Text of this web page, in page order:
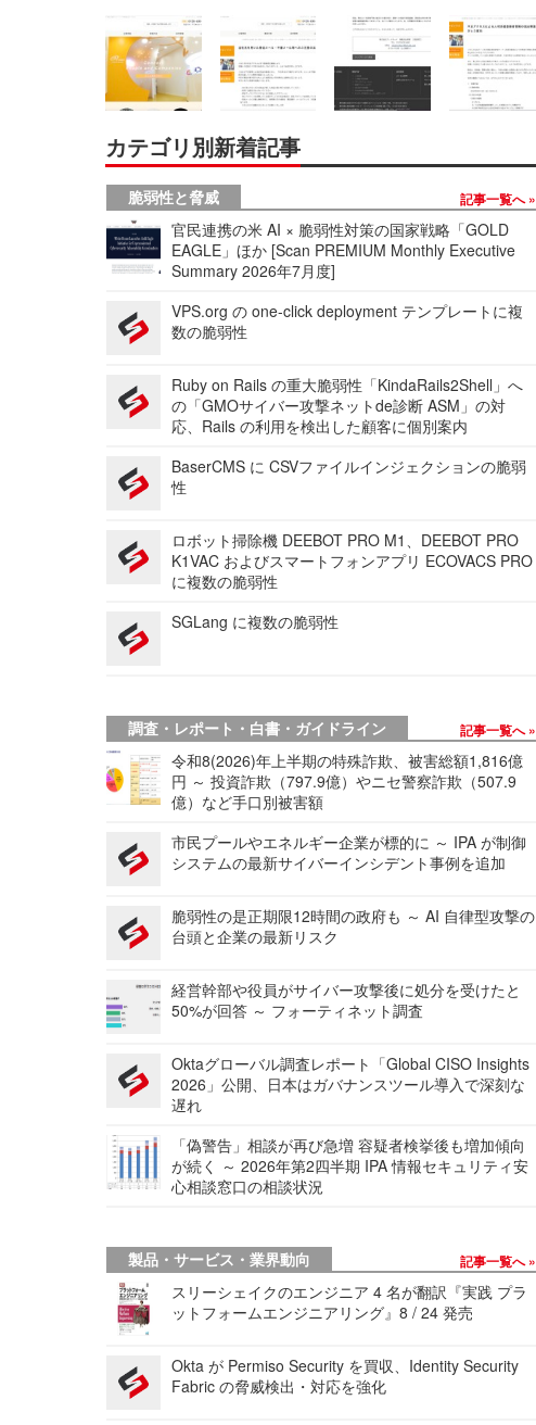
カテゴリ別新着記事
脆弱性と脅威 記事一覧へ
官民連携の米 AI × 脆弱性対策の国家戦略「GOLD
EAGLE」ほか [Scan PREMIUM Monthly Executive
Summary 2026年7月度]
VPS.org の one-click deployment テンプレートに複
数の脆弱性
Ruby on Rails の重大脆弱性「KindaRails2Shell」へ
の「GMOサイバー攻撃ネットde診断 ASM」の対
応、Rails の利用を検出した顧客に個別案内
BaserCMS に CSVファイルインジェクションの脆弱
性
ロボット掃除機 DEEBOT PRO M1、DEEBOT PRO
K1VAC およびスマートフォンアプリ ECOVACS PRO
に複数の脆弱性
SGLang に複数の脆弱性
調査・レポート・白書・ガイドライン 記事一覧へ
令和8(2026)年上半期の特殊詐欺、被害総額1,816億
円 ～ 投資詐欺（797.9億）やニセ警察詐欺（507.9
億）など手口別被害額
市民プールやエネルギー企業が標的に ～ IPA が制御
システムの最新サイバーインシデント事例を追加
脆弱性の是正期限12時間の政府も ～ AI 自律型攻撃の
台頭と企業の最新リスク
経営幹部や役員がサイバー攻撃後に処分を受けたと
50%が回答 ～ フォーティネット調査
Oktaグローバル調査レポート「Global CISO Insights
2026」公開、日本はガバナンスツール導入で深刻な
遅れ
「偽警告」相談が再び急増 容疑者検挙後も増加傾向
が続く ～ 2026年第2四半期 IPA 情報セキュリティ安
心相談窓口の相談状況
製品・サービス・業界動向 記事一覧へ
スリーシェイクのエンジニア 4 名が翻訳『実践 プラ
ットフォームエンジニアリング』8 / 24 発売
Okta が Permiso Security を買収、Identity Security
Fabric の脅威検出・対応を強化